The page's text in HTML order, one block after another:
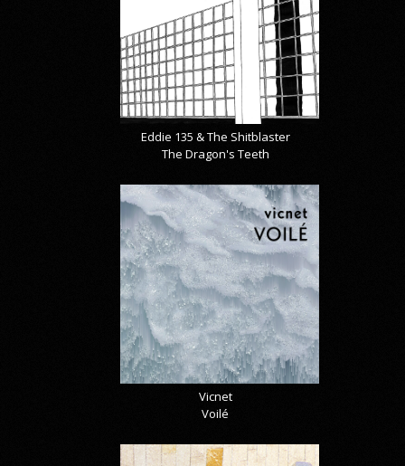
Eddie 135 & The Shitblaster
The Dragon's Teeth
Vicnet
Voilé